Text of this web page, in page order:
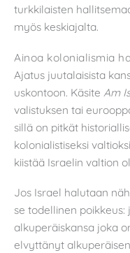
turkkilaisten
myös keskiajalta.
Ainoa kolonialismia
Ajatus juutalaisista
uskontoon. Käsite Am
valistuksen tai
sillä on pitkät
kolonialistiseksi
kiistää Israelin valtion
Jos Israel halutaan
se todellinen
alkuperäiskansa joka
elvyttänyt